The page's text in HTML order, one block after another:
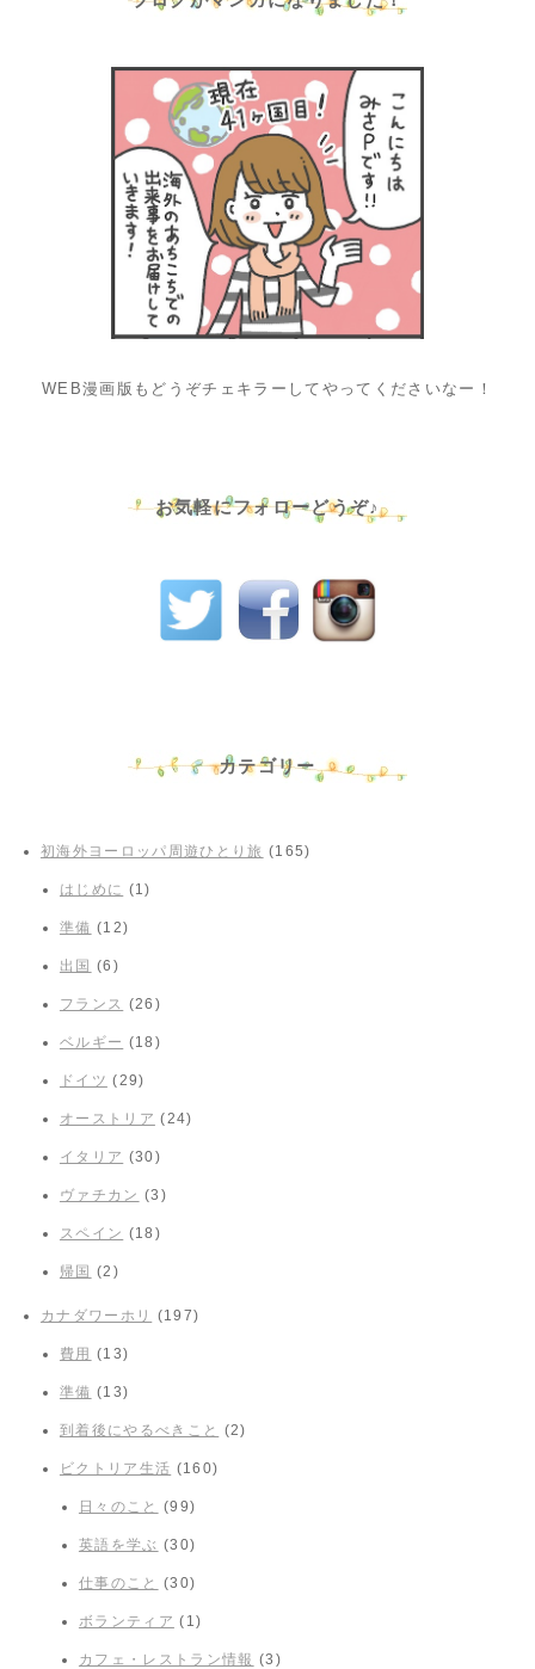
WEB漫画版もどうぞチェキラーしてやってくださいなー！
お気軽にフォローどうぞ♪
カテゴリー
初海外ヨーロッパ周遊ひとり旅 (165)
はじめに (1)
準備 (12)
出国 (6)
フランス (26)
ベルギー (18)
ドイツ (29)
オーストリア (24)
イタリア (30)
ヴァチカン (3)
スペイン (18)
帰国 (2)
カナダワーホリ (197)
費用 (13)
準備 (13)
到着後にやるべきこと (2)
ビクトリア生活 (160)
日々のこと (99)
英語を学ぶ (30)
仕事のこと (30)
ボランティア (1)
カフェ・レストラン情報 (3)